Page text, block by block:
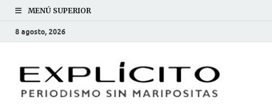
MENÚ SUPERIOR
8 agosto, 2026